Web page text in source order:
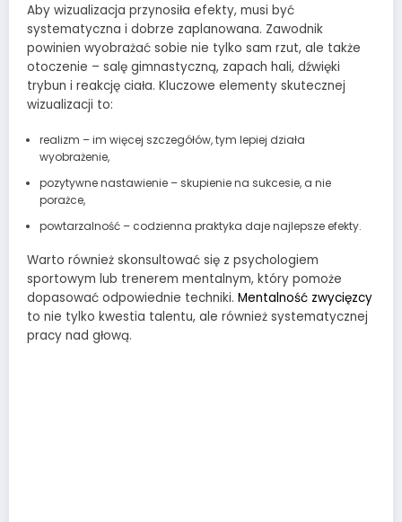
Aby wizualizacja przynosiła efekty, musi być
systematyczna i dobrze zaplanowana. Zawodnik
powinien wyobrażać sobie nie tylko sam rzut, ale także
otoczenie – salę gimnastyczną, zapach hali, dźwięki
trybun i reakcję ciała. Kluczowe elementy skutecznej
wizualizacji to:
realizm – im więcej szczegółów, tym lepiej działa
wyobrażenie,
pozytywne nastawienie – skupienie na sukcesie, a nie
porażce,
powtarzalność – codzienna praktyka daje najlepsze efekty.
Warto również skonsultować się z psychologiem
sportowym lub trenerem mentalnym, który pomoże
dopasować odpowiednie techniki. Mentalność zwycięzcy
to nie tylko kwestia talentu, ale również systematycznej
pracy nad głową.